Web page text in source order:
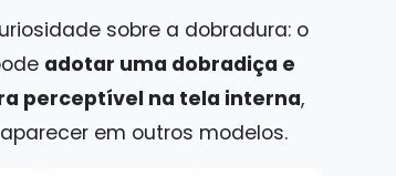
sobre a dobradura: o
adotar uma dobradiça e
perceptível na tela interna,
em outros modelos.